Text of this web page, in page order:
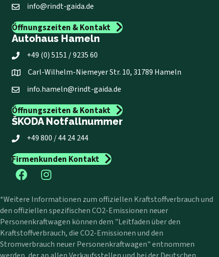
info@rindt-gaida.de
Öffnungszeiten & Kontakt
Autohaus Hameln
+49 (0) 5151 / 9235 60
Carl-Wilhelm-Niemeyer Str. 10, 31789 Hameln
info.hameln@rindt-gaida.de
Öffnungszeiten & Kontakt
ŠKODA Notfallnummer
+49 800 / 44 24 244
Firmenkunden Kontakt
*Weitere Informationen zum offiziellen Kraftstoffverbrauch und
den offiziellen spezifischen CO2-Emissionen neuer
Personenkraftwagen können dem "Leitfaden über den
Kraftstoffverbrauch, die CO2-Emissionen und den
Stromverbrauch neuer Personenkraftwagen" entnommen